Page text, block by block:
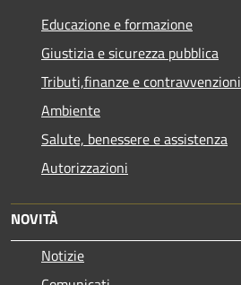
Educazione e formazione
Giustizia e sicurezza pubblica
Tributi,finanze e contravvenzioni
Ambiente
Salute, benessere e assistenza
Autorizzazioni
NOVITÀ
Notizie